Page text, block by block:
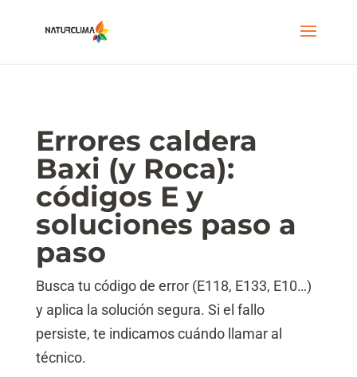
Errores caldera
Baxi (y Roca):
códigos E y
soluciones paso a
paso
Busca tu código de error (E118, E133, E10…)
y aplica la solución segura. Si el fallo
persiste, te indicamos cuándo llamar al
técnico.